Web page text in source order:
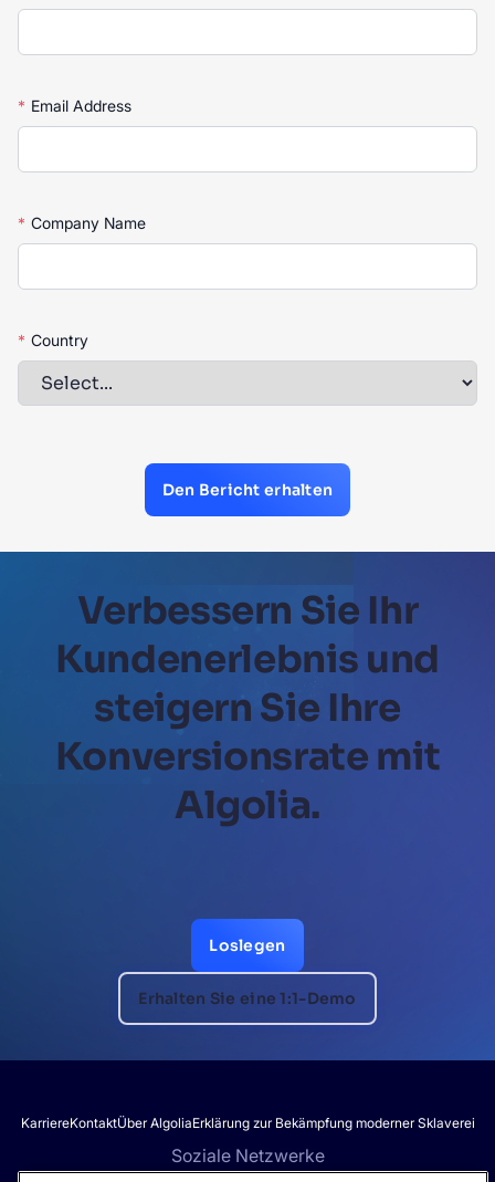
* Email Address
* Company Name
* Country
Den Bericht erhalten
Verbessern Sie Ihr
Kundenerlebnis und
steigern Sie Ihre
Konversionsrate mit
Algolia.
Loslegen
Erhalten Sie eine 1:1-Demo
KarriereKontaktÜber AlgoliaErklärung zur Bekämpfung moderner Sklaverei
Soziale Netzwerke